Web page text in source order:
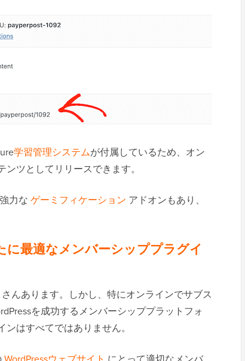
学習管理システムが付属しているため、オン
ツとしてリリースできます。
力な ゲーミフィケーション アドオンもあり、
最適なメンバーシッププラグイ
んあります。しかし、特にオンラインでサブス
を成功するメンバーシッププラットフォ
はすべてではありません。